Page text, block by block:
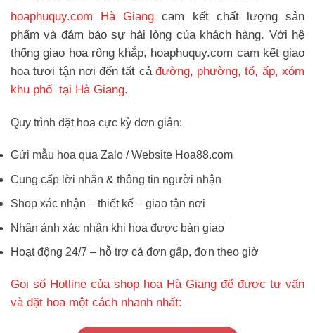
hoaphuquy.com Hà Giang cam kết chất lượng sản
phẩm và đảm bảo sự hài lòng của khách hàng. Với hệ
thống giao hoa rộng khắp, hoaphuquy.com cam kết giao
hoa tươi tận nơi đến tất cả đường, phường, tổ, ấp, xóm
khu phố tại Hà Giang.
Quy trình đặt hoa cực kỳ đơn giản:
Gửi mẫu hoa qua Zalo / Website Hoa88.com
Cung cấp lời nhắn & thông tin người nhận
Shop xác nhận – thiết kế – giao tận nơi
Nhận ảnh xác nhận khi hoa được bàn giao
Hoạt động 24/7 – hỗ trợ cả đơn gấp, đơn theo giờ
Gọi số Hotline của shop hoa Hà Giang để được tư vấn
và đặt hoa một cách nhanh nhất: